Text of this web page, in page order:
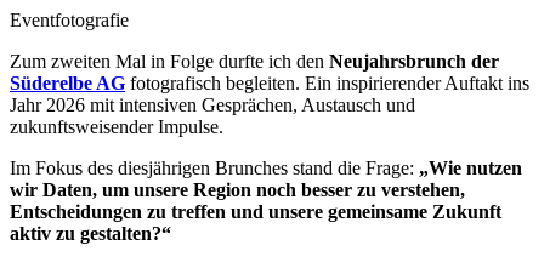
Eventfotografie
Zum zweiten Mal in Folge durfte ich den Neujahrsbrunch der
Süderelbe AG fotografisch begleiten. Ein inspirierender Auftakt ins
Jahr 2026 mit intensiven Gesprächen, Austausch und
zukunftsweisender Impulse.
Im Fokus des diesjährigen Brunches stand die Frage: „Wie nutzen
wir Daten, um unsere Region noch besser zu verstehen,
Entscheidungen zu treffen und unsere gemeinsame Zukunft
aktiv zu gestalten?“